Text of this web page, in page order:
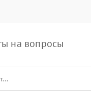
на вопросы